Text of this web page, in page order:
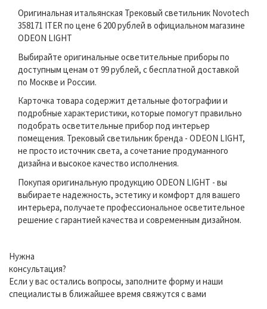
Оригинальная итальянская Трековый светильник Novotech
358171 ITER по цене 6 200 рублей в официальном магазине
ODEON LIGHT
Выбирайте оригинальные осветительные приборы по
доступным ценам от 99 рублей, с бесплатной доставкой
по Москве и России.
Карточка товара содержит детальные фотографии и
подробные характеристики, которые помогут правильно
подобрать осветительные прибор под интерьер
помещения. Трековый светильник бренда - ODEON LIGHT,
не просто источник света, а сочетание продуманного
дизайна и высокое качество исполнения.
Покупая оригинальную продукцию ODEON LIGHT - вы
выбираете надежность, эстетику и комфорт для вашего
интерьера, получаете профессиональное осветительное
решение с гарантией качества и современным дизайном.
Нужна
консультация?
Если у вас остались вопросы, заполните форму и наши
специалисты в ближайшее время свяжутся с вами